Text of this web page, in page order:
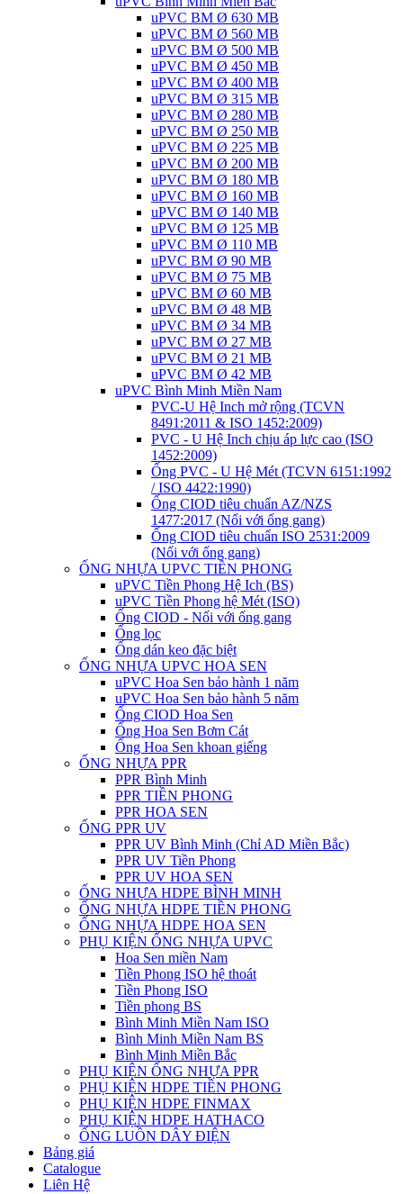
uPVC BM Ø 630 MB
uPVC BM Ø 560 MB
uPVC BM Ø 500 MB
uPVC BM Ø 450 MB
uPVC BM Ø 400 MB
uPVC BM Ø 315 MB
uPVC BM Ø 280 MB
uPVC BM Ø 250 MB
uPVC BM Ø 225 MB
uPVC BM Ø 200 MB
uPVC BM Ø 180 MB
uPVC BM Ø 160 MB
uPVC BM Ø 140 MB
uPVC BM Ø 125 MB
uPVC BM Ø 110 MB
uPVC BM Ø 90 MB
uPVC BM Ø 75 MB
uPVC BM Ø 60 MB
uPVC BM Ø 48 MB
uPVC BM Ø 34 MB
uPVC BM Ø 27 MB
uPVC BM Ø 21 MB
uPVC BM Ø 42 MB
uPVC Bình Minh Miền Nam
PVC-U Hệ Inch mở rộng (TCVN
8491:2011 & ISO 1452:2009)
PVC - U Hệ Inch chịu áp lực cao (ISO
1452:2009)
Ống PVC - U Hệ Mét (TCVN 6151:1992
/ ISO 4422:1990)
Ống CIOD tiêu chuẩn AZ/NZS
1477:2017 (Nối với ống gang)
Ống CIOD tiêu chuẩn ISO 2531:2009
(Nối với ống gang)
ỐNG NHỰA UPVC TIỀN PHONG
uPVC Tiền Phong Hệ Ich (BS)
uPVC Tiền Phong hệ Mét (ISO)
Ống CIOD - Nối với ống gang
Ống lọc
Ống dán keo đặc biệt
ỐNG NHỰA UPVC HOA SEN
uPVC Hoa Sen bảo hành 1 năm
uPVC Hoa Sen bảo hành 5 năm
Ống CIOD Hoa Sen
Ống Hoa Sen Bơm Cát
Ống Hoa Sen khoan giếng
ỐNG NHỰA PPR
PPR Bình Minh
PPR TIỀN PHONG
PPR HOA SEN
ỐNG PPR UV
PPR UV Bình Minh (Chỉ AD Miền Bắc)
PPR UV Tiền Phong
PPR UV HOA SEN
ỐNG NHỰA HDPE BÌNH MINH
ỐNG NHỰA HDPE TIỀN PHONG
ỐNG NHỰA HDPE HOA SEN
PHỤ KIỆN ỐNG NHỰA UPVC
Hoa Sen miền Nam
Tiền Phong ISO hệ thoát
Tiền Phong ISO
Tiền phong BS
Bình Minh Miền Nam ISO
Bình Minh Miền Nam BS
Bình Minh Miền Bắc
PHỤ KIỆN ỐNG NHỰA PPR
PHỤ KIỆN HDPE TIỀN PHONG
PHỤ KIỆN HDPE FINMAX
PHỤ KIỆN HDPE HATHACO
ỐNG LUỒN DÂY ĐIỆN
Bảng giá
Catalogue
Liên Hệ